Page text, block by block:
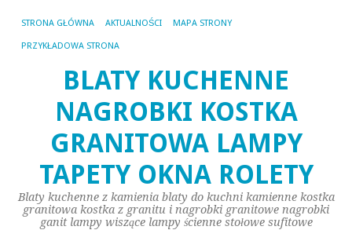
STRONA GŁÓWNA AKTUALNOŚCI MAPA STRONY
PRZYKŁADOWA STRONA
BLATY KUCHENNE
NAGROBKI KOSTKA
GRANITOWA LAMPY
TAPETY OKNA ROLETY
Blaty kuchenne z kamienia blaty do kuchni kamienne kostka
granitowa kostka z granitu i nagrobki granitowe nagrobki
ganit lampy wiszące lampy ścienne stołowe sufitowe